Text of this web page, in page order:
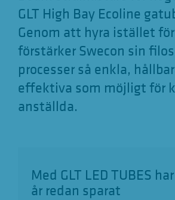
GLT High Bay Ecoline
Genom att hyra istället
förstärker Swecon sin
processer så enkla,
effektiva som möjligt för
anställda.
Med GLT LED TUBES
år redan sparat